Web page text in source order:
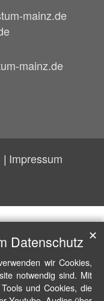
mainz.de
mainz.de
Impressum
Datenschutz
wir Cookies,
notwendig sind. Mit
und Cookies, die
✕